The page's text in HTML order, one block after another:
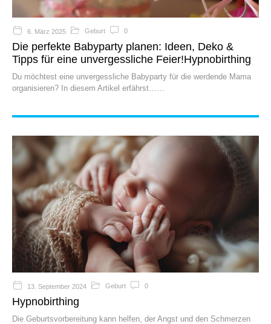
6. März 2025 Geburt 0
Die perfekte Babyparty planen: Ideen, Deko &
Tipps für eine unvergessliche Feier!Hypnobirthing
Du möchtest eine unvergessliche Babyparty für die werdende Mama
organisieren? In diesem Artikel erfährst…
13. September 2024 Geburt 0
Hypnobirthing
Die Geburtsvorbereitung kann helfen, der Angst und den Schmerzen